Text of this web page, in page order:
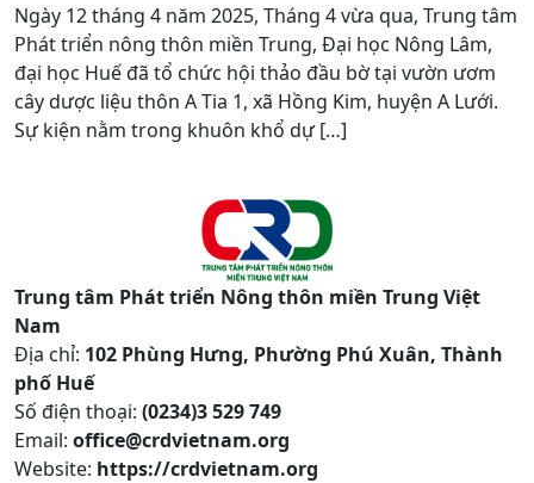
Ngày 12 tháng 4 năm 2025, Tháng 4 vừa qua, Trung tâm
Phát triển nông thôn miền Trung, Đại học Nông Lâm,
đại học Huế đã tổ chức hội thảo đầu bờ tại vườn ươm
cây dược liệu thôn A Tia 1, xã Hồng Kim, huyện A Lưới.
Sự kiện nằm trong khuôn khổ dự […]
Trung tâm Phát triển Nông thôn miền Trung Việt
Nam
Địa chỉ: 102 Phùng Hưng, Phường Phú Xuân, Thành
phố Huế
Số điện thoại: (0234)3 529 749
Email: office@crdvietnam.org
Website: https://crdvietnam.org